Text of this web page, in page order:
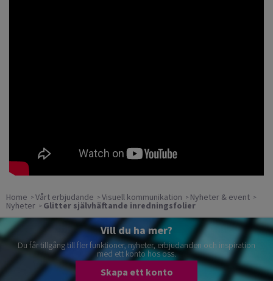
Home Vårt erbjudande Visuell kommunikation Nyheter & event
Nyheter Glitter självhäftande inredningsfolier
Vill du ha mer?
Du får tillgång till fler funktioner, nyheter, erbjudanden och inspiration
med ett konto hos oss.
Skapa ett konto